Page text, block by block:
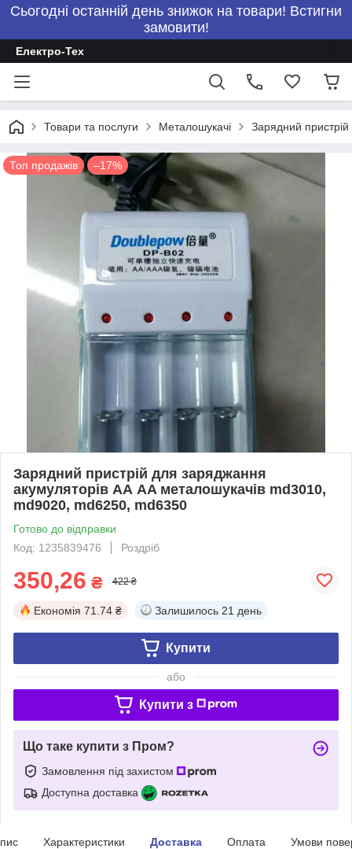
Сьогодні останній день знижок на товари! Встигни
замовити!
Електро-Тех
Товари та послуги Металошукачі Зарядний
Топ продажів –17%
Зарядний пристрій для заряджання
акумуляторів АА AA металошукачів md3010,
md9020, md6250, md6350
Готово до відправки
Код: 1235839476
Роздріб
350,26 ₴ 422 ₴
Економія 71.74 ₴ Залишилось 21 день
Купити
або
Купити з
Що таке купити з Пром?
Замовлення під захистом
Доступна доставка
Характеристики Доставка Оплата Умови